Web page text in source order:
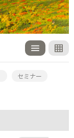
セミナー